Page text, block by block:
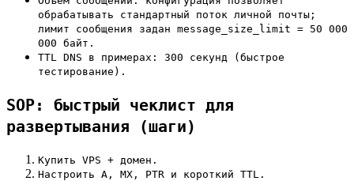
обрабатывать стандартный поток личной почты;
лимит сообщения задан message_size_limit = 50 000
000 байт.
TTL DNS в примерах: 300 секунд (быстрое
тестирование).
SOP: быстрый чеклист для
развертывания (шаги)
Купить VPS + домен.
Настроить A, MX, PTR и короткий TTL.